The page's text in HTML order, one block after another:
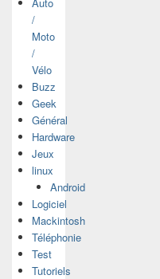
/
Moto
/
Vélo
Buzz
Geek
Général
Hardware
Jeux
linux
Android
Logiciel
Mackintosh
Téléphonie
Test
Tutoriels